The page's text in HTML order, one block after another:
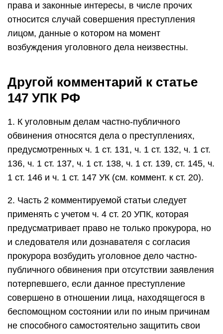
права и законные интересы, в числе прочих
относится случай совершения преступления
лицом, данные о котором на момент
возбуждения уголовного дела неизвестны.
Другой комментарий к статье
147 УПК РФ
1. К уголовным делам частно-публичного
обвинения относятся дела о преступлениях,
предусмотренных ч. 1 ст. 131, ч. 1 ст. 132, ч. 1 ст.
136, ч. 1 ст. 137, ч. 1 ст. 138, ч. 1 ст. 139, ст. 145, ч.
1 ст. 146 и ч. 1 ст. 147 УК (см. коммент. к ст. 20).
2. Часть 2 комментируемой статьи следует
применять с учетом ч. 4 ст. 20 УПК, которая
предусматривает право не только прокурора, но
и следователя или дознавателя с согласия
прокурора возбудить уголовное дело частно-
публичного обвинения при отсутствии заявления
потерпевшего, если данное преступление
совершено в отношении лица, находящегося в
беспомощном состоянии или по иным причинам
не способного самостоятельно защитить свои